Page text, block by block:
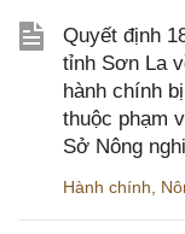
Quyết định
tỉnh Sơn La
hành chính
thuộc phạm
Sở Nông
Hành chính